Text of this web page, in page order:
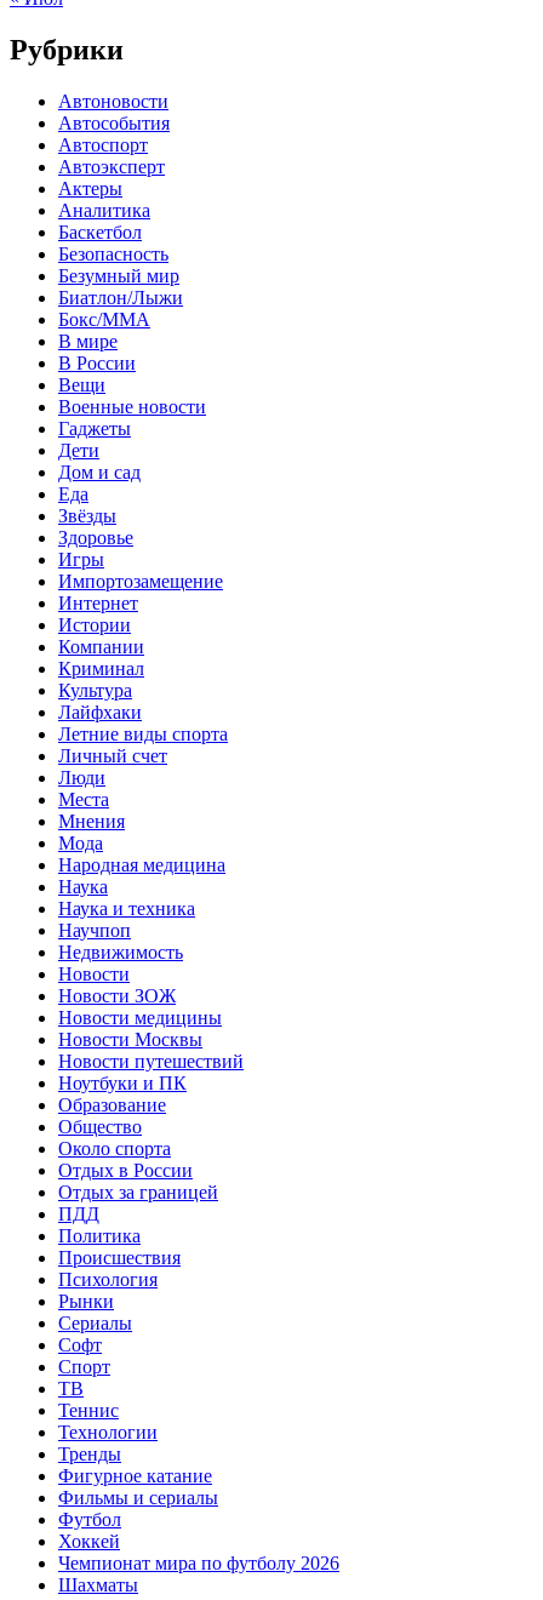
Рубрики
Автоновости
Автособытия
Автоспорт
Автоэксперт
Актеры
Аналитика
Баскетбол
Безопасность
Безумный мир
Биатлон/Лыжи
Бокс/MMA
В мире
В России
Вещи
Военные новости
Гаджеты
Дети
Дом и сад
Еда
Звёзды
Здоровье
Игры
Импортозамещение
Интернет
Истории
Компании
Криминал
Культура
Лайфхаки
Летние виды спорта
Личный счет
Люди
Места
Мнения
Мода
Народная медицина
Наука
Наука и техника
Научпоп
Недвижимость
Новости
Новости ЗОЖ
Новости медицины
Новости Москвы
Новости путешествий
Ноутбуки и ПК
Образование
Общество
Около спорта
Отдых в России
Отдых за границей
ПДД
Политика
Происшествия
Психология
Рынки
Сериалы
Софт
Спорт
ТВ
Теннис
Технологии
Тренды
Фигурное катание
Фильмы и сериалы
Футбол
Хоккей
Чемпионат мира по футболу 2026
Шахматы